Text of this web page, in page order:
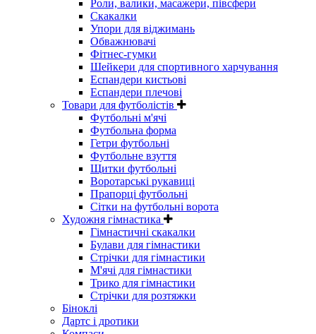
Роли, валики, масажери, півсфери
Скакалки
Упори для віджимань
Обважнювачі
Фітнес-гумки
Шейкери для спортивного харчування
Еспандери кистьові
Еспандери плечові
Товари для футболістів
Футбольні м'ячі
Футбольна форма
Гетри футбольні
Футбольне взуття
Щитки футбольні
Воротарські рукавиці
Прапорці футбольні
Сітки на футбольні ворота
Художня гімнастика
Гімнастичні скакалки
Булави для гімнастики
Стрічки для гімнастики
М'ячі для гімнастики
Трико для гімнастики
Стрічки для розтяжки
Біноклі
Дартс і дротики